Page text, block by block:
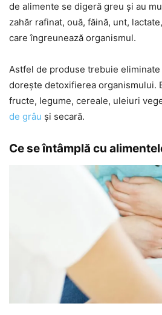
de alimente se digeră greu și au
zahăr rafinat, ouă, făină, unt,
care îngreunează organismul.
Astfel de produse trebuie eliminate
dorește detoxifierea organismului.
fructe, legume, cereale, uleiuri
de grâu și secară.
Ce se întâmplă cu